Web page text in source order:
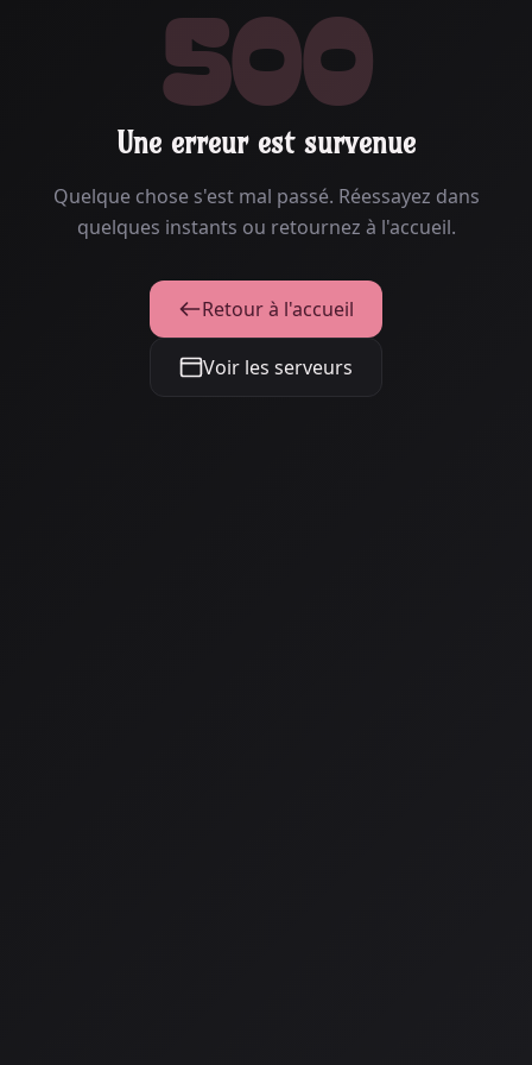
500
Une erreur est survenue
Quelque chose s'est mal passé. Réessayez dans
quelques instants ou retournez à l'accueil.
Retour à l'accueil
Voir les serveurs